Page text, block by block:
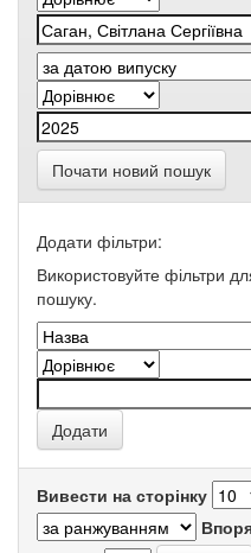
Почати новий пошук
Додати фільтри:
Використовуйте фільтри
пошуку.
Вивести на сторінку